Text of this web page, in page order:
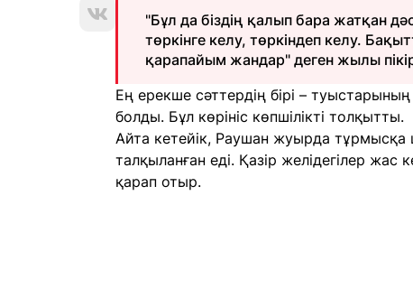
"Бұл да біздің қалып бара жатқан
төркінге келу, төркіндеп келу.
қарапайым жандар" деген жылы
Ең ерекше сәттердің бірі –
болды. Бұл көрініс көпшілікті толқытты.
Айта кетейік, Раушан жуырда тұрмысқа
талқыланған еді. Қазір желідегілер
қарап отыр.